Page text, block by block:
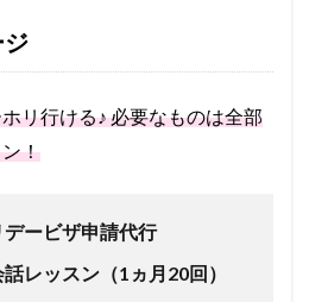
リ行ける♪ 必要なものは全部
！
ービザ申請代行
レッスン（1 ヵ月 20回）